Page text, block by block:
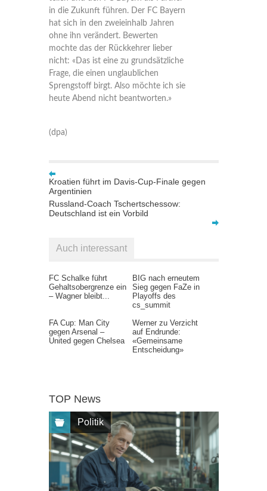
in die Zukunft führen. Der FC Bayern
hat sich in den zweieinhalb Jahren
ohne ihn verändert. Bewerten
mochte das der Rückkehrer lieber
nicht: «Das ist eine zu grundsätzliche
Frage, die einen unglaublichen
Sprengstoff birgt. Also möchte ich sie
heute Abend nicht beantworten.»
(dpa)
Kroatien führt im Davis-Cup-Finale gegen
Argentinien
Russland-Coach Tschertschessow:
Deutschland ist ein Vorbild
Auch interessant
FC Schalke führt
Gehaltsobergrenze ein
– Wagner bleibt...
BIG nach erneutem
Sieg gegen FaZe in
Playoffs des
cs_summit
FA Cup: Man City
gegen Arsenal –
United gegen Chelsea
Werner zu Verzicht
auf Endrunde:
«Gemeinsame
Entscheidung»
TOP News
Politik